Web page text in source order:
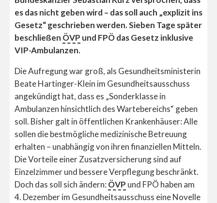
es das nicht geben wird – das soll auch „explizit ins
Gesetz“ geschrieben werden. Sieben Tage später
beschließen ÖVP und FPÖ das Gesetz inklusive
VIP-Ambulanzen.
Die Aufregung war groß, als Gesundheitsministerin
Beate Hartinger-Klein im Gesundheitsausschuss
angekündigt hat, dass es „Sonderklasse in
Ambulanzen hinsichtlich des Wartebereichs“ geben
soll. Bisher galt in öffentlichen Krankenhäuser: Alle
sollen die bestmögliche medizinische Betreuung
erhalten – unabhängig von ihren finanziellen Mitteln.
Die Vorteile einer Zusatzversicherung sind auf
Einzelzimmer und bessere Verpflegung beschränkt.
Doch das soll sich ändern: ÖVP und FPÖ haben am
4. Dezember im Gesundheitsausschuss eine Novelle